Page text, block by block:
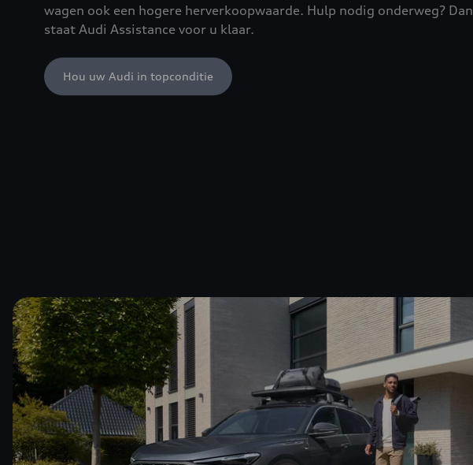
wagen ook een hogere herverkoopwaarde. Hulp nodig onderweg? Dan
staat Audi Assistance voor u klaar.
Hou uw Audi in topconditie